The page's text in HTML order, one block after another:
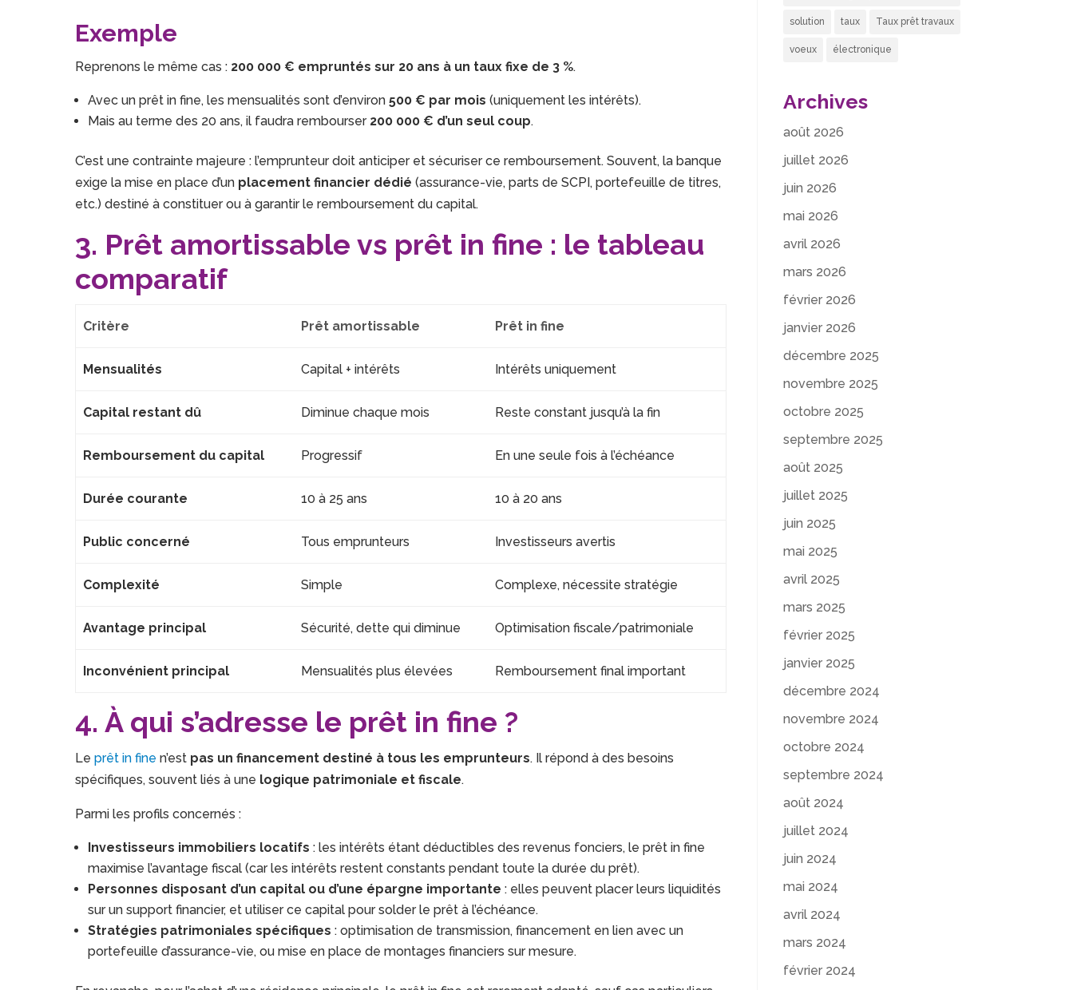
Exemple
Reprenons le même cas : 200 000 € empruntés sur 20 ans à un taux fixe de 3 %.
Avec un prêt in fine, les mensualités sont d’environ500 € par mois (uniquement les intérêts).
Mais au terme des 20 ans, il faudra rembourser 200 000 € d’un seul coup.
C’est une contrainte majeure : l’emprunteur doit anticiper et sécuriser ce remboursement. Souvent, la banque
exige la mise en place d’un placement financier dédié (assurance-vie, parts de SCPI, portefeuille de titres,
etc.) destiné à constituer ou à garantir le remboursement du capital.
3. Prêt amortissable vs prêt in fine : le tableau
comparatif
Critère Prêt amortissable Prêt in fine
Mensualités Capital + intérêts Intérêts uniquement
Capital restant dû Diminue chaque mois Reste constant jusqu’à la fin
Remboursement du capital Progressif En une seule fois à l’échéance
Durée courante 10 à 25 ans 10 à 20 ans
Public concerné Tous emprunteurs Investisseurs avertis
Complexité Simple Complexe, nécessite stratégie
Avantage principal Sécurité, dette qui diminue Optimisation fiscale/patrimoniale
Inconvénient principal Mensualités plus élevées Remboursement final important
4. À qui s’adresse le prêt in fine ?
Leprêt in fine n’est pas un financement destiné à tous les emprunteurs. Il répond à des besoins
spécifiques, souvent liés à une logique patrimoniale et fiscale.
Parmi les profils concernés :
Investisseurs immobiliers locatifs : les intérêts étant déductibles des revenus fonciers, le prêt in fine
maximise l’avantage fiscal (car les intérêts restent constants pendant toute la durée du prêt).
Personnes disposant d’un capital ou d’une épargne importante : elles peuvent placer leurs liquidités
sur un support financier, et utiliser ce capital pour solder le prêt à l’échéance.
Stratégies patrimoniales spécifiques : optimisation de transmission, financement en lien avec un
portefeuille d’assurance-vie, ou mise en place de montages financiers sur mesure.
solution taux Taux prêt travaux
voeux électronique
Archives
août 2026
juillet 2026
juin 2026
mai 2026
avril 2026
mars 2026
février 2026
janvier 2026
décembre 2025
novembre 2025
octobre 2025
septembre 2025
août 2025
juillet 2025
juin 2025
mai 2025
avril 2025
mars 2025
février 2025
janvier 2025
décembre 2024
novembre 2024
octobre 2024
septembre 2024
août 2024
juillet 2024
juin 2024
mai 2024
avril 2024
mars 2024
février 2024